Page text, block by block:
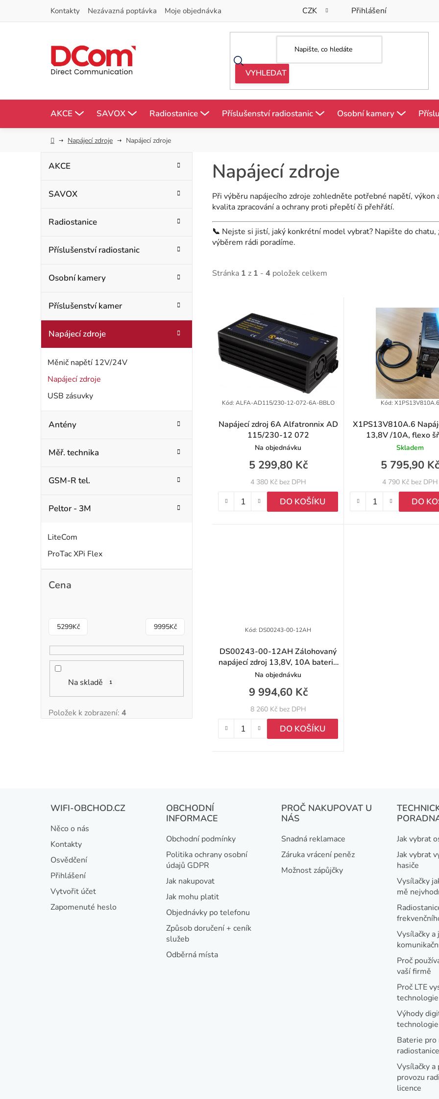
Kontakty Nezávazná poptávka Moje objednávka CZK Přihlášení
AKCE SAVOX Radiostanice Příslušenství radiostanic Osobní kamery
DomůNapájecí zdroje Napájecí zdroje
P
n
n
í
p
a
n
e
l
kategorie
AKCE
SAVOX
Radiostanice
Příslušenství radiostanic
Osobní kamery
Příslušenství kamer
Napájecí zdroje
Měnič napětí 12V/24V
Napájecí zdroje
USB zásuvky
Antény
Měř. technika
GSM-R tel.
Peltor - 3M
LiteCom
ProTac XPi Flex
Cena
5299Kč 9995Kč
Na skladě 1
Položek k zobrazení: 4
Napájecí zdroje
Při výběru napájecího zdroje zohledněte potřebné napětí,
kvalita zpracování a ochrany proti přepětí či přehřátí.
📞 Nejste si jistí, jaký konkrétní model vybrat? Napište do chatu,
výběrem rádi poradíme.
Stránka 1 z 1 - 4 položek celkem
ý
p
t
Napájecí zdroj 6A Alfatronnix AD
115/230-12 072
Na objednávku
4 380 Kč bez DPH
5 299,80 Kč
DO KOŠÍKU
Kód: ALFA-AD115/230-12-072-6A-BBLO
X1PS13V810A.6
13,8V /10A, flexo
odpojovač baterie
Skladem
4 790 Kč bez DPH
5 795,90 Kč
DO
Kód: X1PS13V810A.6
DS00243-00-12AH Zálohovaný
napájecí zdroj 13,8V, 10A baterie
12Ah
Na objednávku
8 260 Kč bez DPH
9 994,60 Kč
DO KOŠÍKU
Kód: DS00243-00-12AH
á
d
a
c
í
p
r
v
k
y
v
ý
p
i
s
u
WIFI-OBCHOD.CZ
Něco o nás
Kontakty
Osvědčení
Přihlášení
Vytvořit účet
Zapomenuté heslo
OBCHODNÍ
INFORMACE
Obchodní podmínky
Politika ochrany osobní
údajů GDPR
Jak nakupovat
Jak mohu platit
Objednávky po telefonu
Způsob doručení + ceník
služeb
Odběrná místa
PROČ NAKUPOVAT U
NÁS
Snadná reklamace
Záruka vrácení peněz
Možnost zápůjčky
Jak vybrat
Jak vybrat
hasiče
Vysílačky
mě
Vysílačky a
Proč
vaší firmě
Proč LTE
technologie
Výhody
Baterie
radiostanice
Vysílačky a
provozu
licence